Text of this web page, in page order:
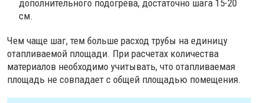
дополнительного подогрева, достаточно шага 15-20
см.
Чем чаще шаг, тем больше расход трубы на единицу
отапливаемой площади. При расчетах количества
материалов необходимо учитывать, что отапливаемая
площадь не совпадает с общей площадью помещения.